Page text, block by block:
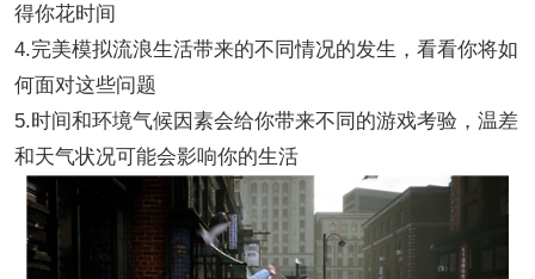
得你花时间
4.完美模拟流浪生活带来的不同情况的发生，看看你将如
何面对这些问题
5.时间和环境气候因素会给你带来不同的游戏考验，温差
和天气状况可能会影响你的生活